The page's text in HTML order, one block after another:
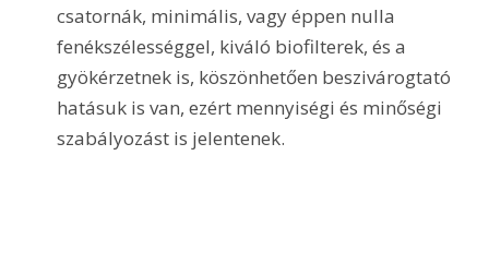
csatornák, minimális, vagy éppen nulla
fenékszélességgel, kiváló biofilterek, és a
gyökérzetnek is, köszönhetően beszivárogtató
hatásuk is van, ezért mennyiségi és minőségi
szabályozást is jelentenek.